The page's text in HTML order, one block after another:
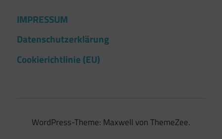
IMPRESSUM
Datenschutzerklärung
Cookierichtlinie (EU)
WordPress-Theme: Maxwell von ThemeZee.